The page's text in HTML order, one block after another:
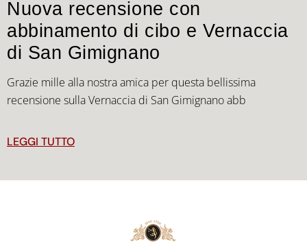
Nuova recensione con
abbinamento di cibo e Vernaccia
di San Gimignano
Grazie mille alla nostra amica per questa bellissima
recensione sulla Vernaccia di San Gimignano abb
LEGGI TUTTO